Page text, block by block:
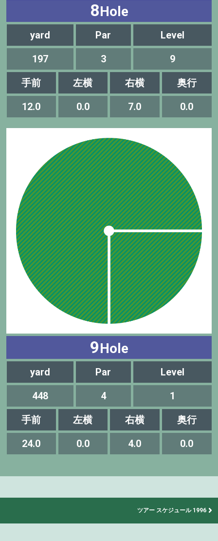
8Hole
yard Par Level
197 3 9
手前 左横 右横 奥行
12.0 0.0 7.0 0.0
9Hole
yard Par Level
448 4 1
手前 左横 右横 奥行
24.0 0.0 4.0 0.0
ツアー スケジュール 1996